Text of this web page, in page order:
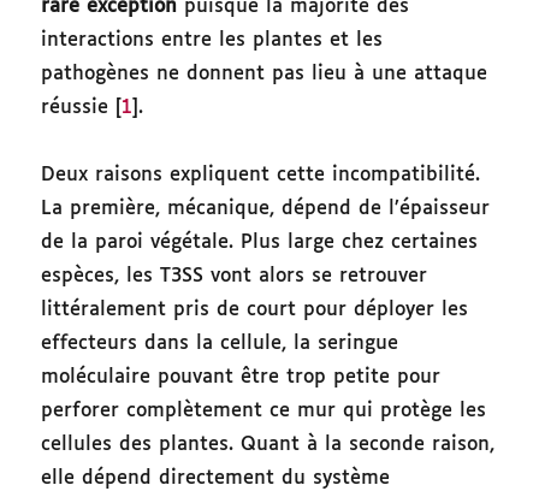
rare exception puisque la majorité des
interactions entre les plantes et les
pathogènes ne donnent pas lieu à une attaque
réussie [ 1 ].
Deux raisons expliquent cette incompatibilité.
La première, mécanique, dépend de l’épaisseur
de la paroi végétale. Plus large chez certaines
espèces, les T3SS vont alors se retrouver
littéralement pris de court pour déployer les
effecteurs dans la cellule, la seringue
moléculaire pouvant être trop petite pour
perforer complètement ce mur qui protège les
cellules des plantes. Quant à la seconde raison,
elle dépend directement du système